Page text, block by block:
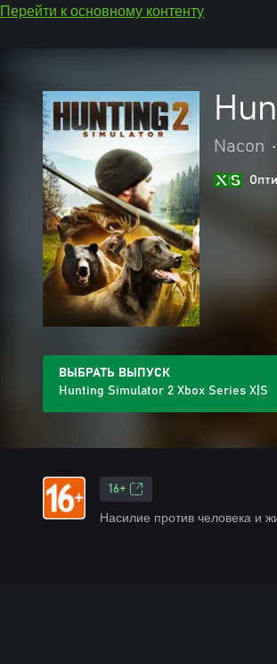
Перейти к основному контенту
Nacon •
ВЫБРАТЬ ВЫПУСК
Hunting Simulator 2 Xbox Series X|S
16+
Насилие против человека и